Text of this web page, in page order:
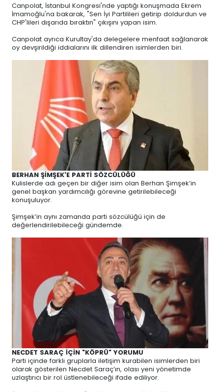
Canpolat, İstanbul Kongresi'nde yaptığı konuşmada Ekrem
İmamoğlu'na bakarak, "Sen İyi Partilileri getirip doldurdun ve
CHP'lileri dışarıda bıraktın" çıkışını yapan isim.
Canpolat ayrıca Kurultay'da delegelere menfaat sağlanarak
oy devşirildiği iddialarını ilk dillendiren isimlerden biri.
BERHAN ŞİMŞEK'E PARTİ SÖZCÜLÜĞÜ
Kulislerde adı geçen bir diğer isim olan Berhan Şimşek’in
genel başkan yardımcılığı görevine getirilebileceği
konuşuluyor.
Şimşek’in aynı zamanda parti sözcülüğü için de
değerlendirilebileceği gündemde.
NECDET SARAÇ İÇİN "KÖPRÜ" YORUMU
Parti içinde farklı gruplarla iletişim kurabilen isimlerden biri
olarak gösterilen Necdet Saraç’ın, olası yeni yönetimde
uzlaştırıcı bir rol üstlenebileceği ifade ediliyor.